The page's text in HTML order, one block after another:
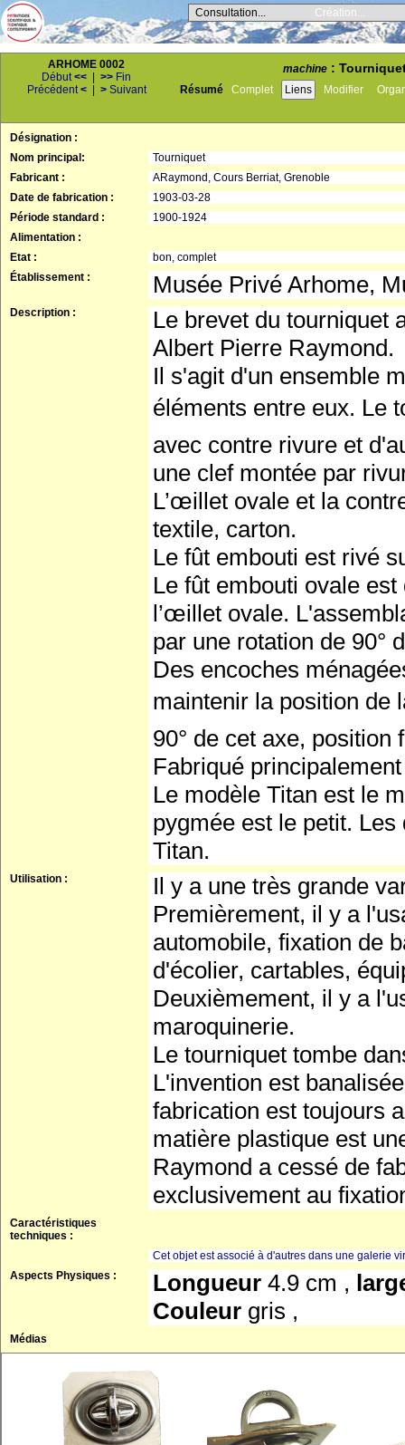
Consultation... Création...
ARHOME 0002
Début<< >> Fin
Précédent< > Suivant
machine :
Résumé Complet Liens Modifier
Désignation :
Nom principal:
Tourniquet
Fabricant :
ARaymond, Cours Berriat, Grenoble
Date de fabrication :
1903-03-28
Période standard :
1900-1924
Alimentation :
Etat :
bon, complet
Établissement :
Musée Privé Arhome,
Description :
Le brevet du tourniquet
Albert Pierre Raymond.
Il s'agit d'un ensemble
éléments entre eux. Le
avec contre rivure et
une clef montée par
L’œillet ovale et la
textile, carton.
Le fût embouti est rivé
Le fût embouti ovale
l’œillet ovale.
par une rotation de 90°
Des encoches
maintenir la position de
90° de cet axe, position
Fabriqué
Le modèle Titan est le
pygmée est le petit.
Titan.
Utilisation :
Il y a une très grande
Premièrement, il y a
automobile, fixation de
d'écolier, cartables,
Deuxièmement, il y a
maroquinerie.
Le tourniquet tombe
L'invention est
fabrication est toujours
matière plastique est
Raymond a cessé de
exclusivement au
Caractéristiques
techniques :
Cet objet est associé à d'autres dans une galerie
Aspects Physiques :
Longueur 4.9 cm ,
Couleur gris ,
Médias